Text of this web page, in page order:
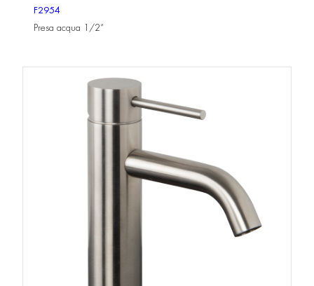
F2954
Presa acqua 1/2”